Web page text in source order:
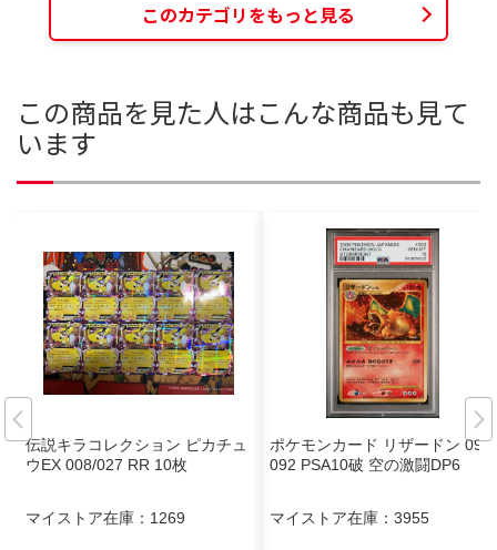
このカテゴリをもっと見る
この商品を見た人はこんな商品も見て
います
伝説キラコレクション ピカチュ
ウEX 008/027 RR 10枚
マイストア在庫： 1269
ポケモンカード リザードン 092/
092 PSA10破 空の激闘DP6
マイストア在庫： 3955